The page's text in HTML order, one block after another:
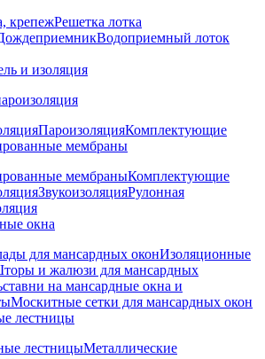
крепежРешетка лотка
Водоприемный лоток
и изоляция
ПароизоляцияКомплектующие
мембраны
мембраныКомплектующие
ЗвукоизоляцияРулонная
окна
для мансардных оконИзоляционные
и жалюзи для мансардных
на мансардные окна и
Москитные сетки для мансардных окон
лестницы
лестницыМеталлические